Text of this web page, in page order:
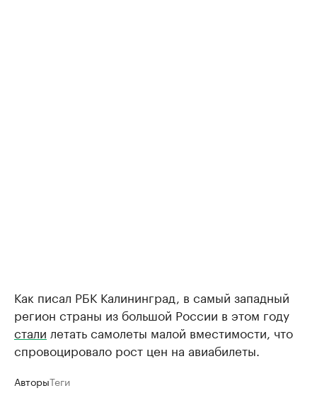
Как писал РБК Калининград, в самый западный
регион страны из большой России в этом году
стали летать самолеты малой вместимости, что
спровоцировало рост цен на авиабилеты.
АвторыТеги